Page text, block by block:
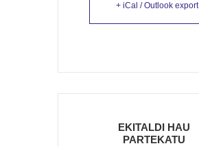
+ iCal / Outlook export
EKITALDI HAU
PARTEKATU